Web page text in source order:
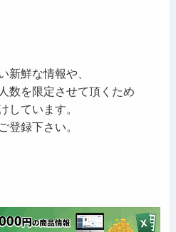
新鮮な情報や、
数を限定させて頂くため
しています。
登録下さい。